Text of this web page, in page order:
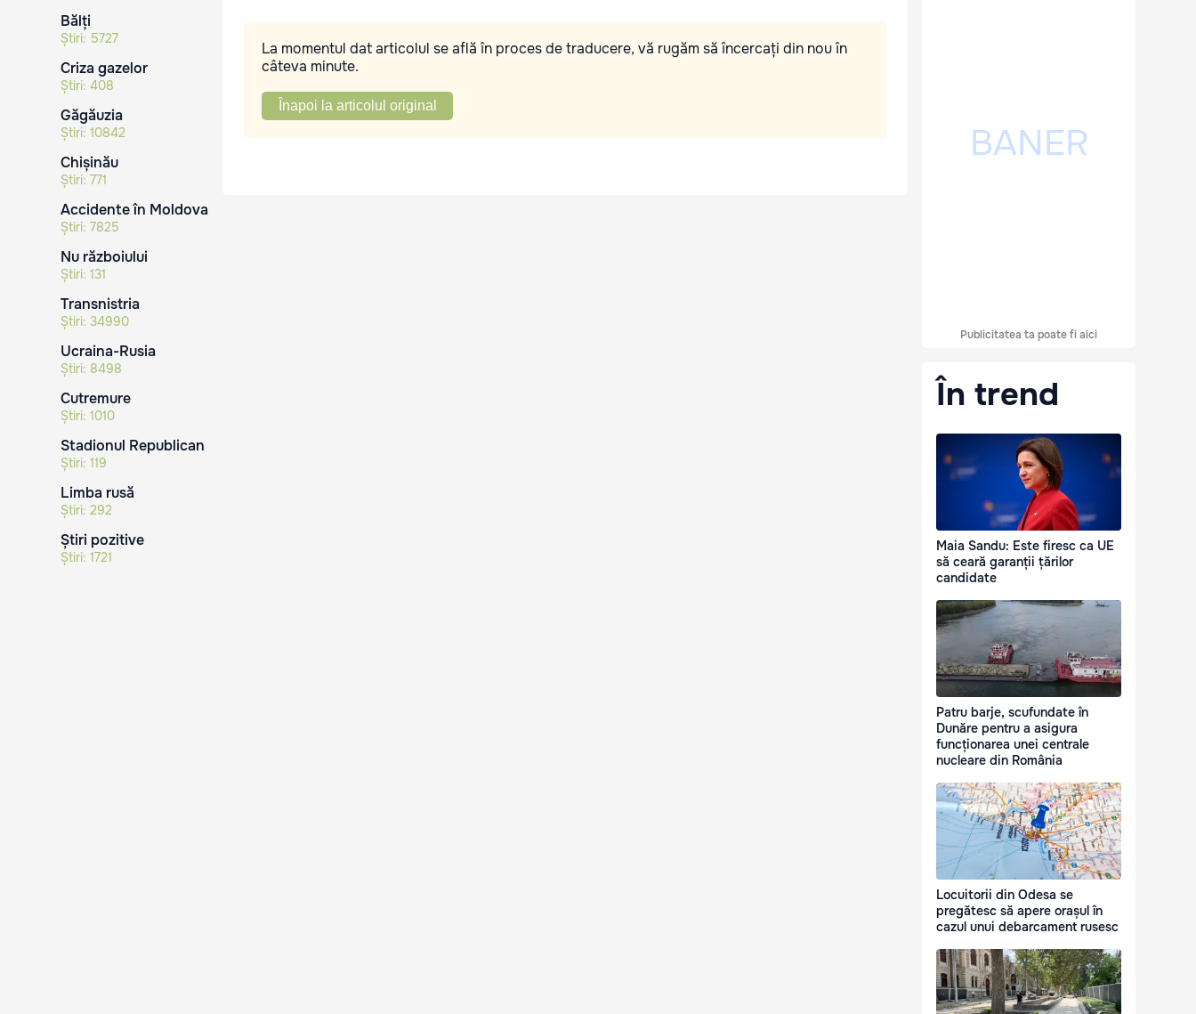
Bălți
Știri: 5727
Criza gazelor
Știri: 408
Găgăuzia
Știri: 10842
Chișinău
Știri: 771
Accidente în Moldova
Știri: 7825
Nu războiului
Știri: 131
Transnistria
Știri: 34990
Ucraina-Rusia
Știri: 8498
Cutremure
Știri: 1010
Stadionul Republican
Știri: 119
Limba rusă
Știri: 292
Știri pozitive
Știri: 1721
La momentul dat articolul se află în proces de traducere, vă rugăm să încercați din nou în
câteva minute.
Înapoi la articolul original
Publicitatea ta poate fi aici
În trend
Maia Sandu: Este firesc ca UE
să ceară garanții țărilor
candidate
Patru barje, scufundate în
Dunăre pentru a asigura
funcționarea unei centrale
nucleare din România
Locuitorii din Odesa se
pregătesc să apere orașul în
cazul unui debarcament rusesc